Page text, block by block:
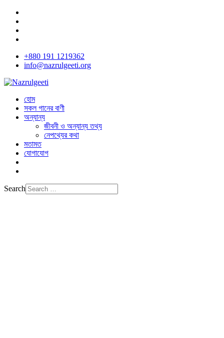
+880 191 1219362
info@nazrulgeeti.org
হোম
সকল গানের বাণী
অন্যান্য
জীবনী ও অন্যান্য তথ্য
নেপথ্যের কথা
মতামত
যোগাযোগ
Search